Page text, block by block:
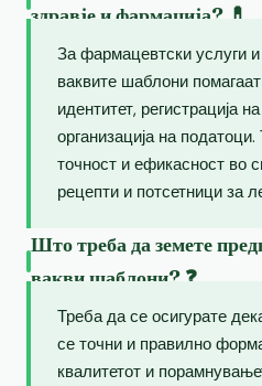
здравје и фармација? 💊
За фармацевтски услуги
ваквите шаблони
идентитет, регистрација
организација на
точност и ефикасност во
рецепти и потсетници за
Што треба да земете
вакви шаблони? ❓
Треба да се осигурате
се точни и правилно
квалитетот и